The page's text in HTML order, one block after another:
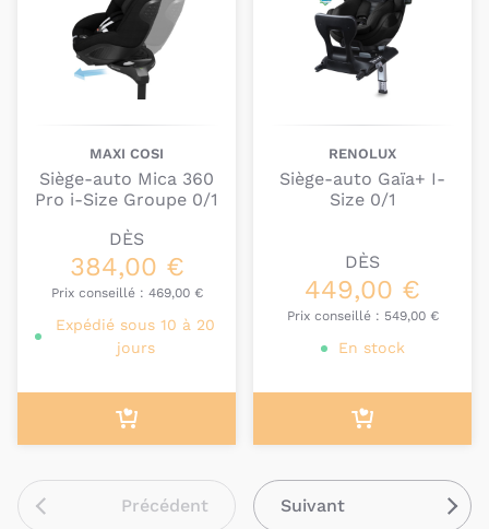
MAXI COSI
Siège-auto Mica 360
Pro i-Size Groupe 0/1
DÈS
384,00 €
Prix conseillé : 469,00 €
Expédié sous 10 à 20
jours
RENOLUX
Siège-auto Gaïa+ I-
Size 0/1
DÈS
449,00 €
Prix conseillé : 549,00 €
En stock
Précédent Suivant